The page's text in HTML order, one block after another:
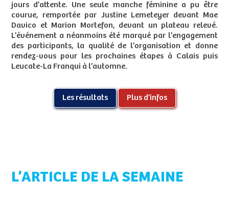
jours d’attente. Une seule manche féminine a pu être
courue, remportée par Justine Lemeteyer devant Mae
Davico et Marion Mortefon, devant un plateau relevé.
L’événement a néanmoins été marqué par l’engagement
des participants, la qualité de l’organisation et donne
rendez-vous pour les prochaines étapes à Calais puis
Leucate-La Franqui à l’automne.
Les résultats Plus d’infos
L’ARTICLE DE LA SEMAINE